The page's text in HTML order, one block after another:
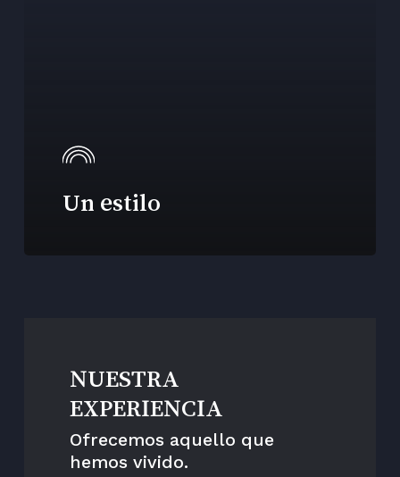
Un estilo
NUESTRA
EXPERIENCIA
Ofrecemos aquello que
hemos vivido.